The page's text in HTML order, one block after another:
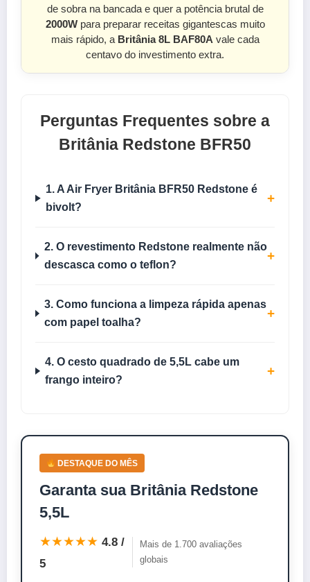
de sobra na bancada e quer a potência brutal de
2000Wpara preparar receitas gigantescas muito
mais rápido, a Britânia 8L BAF80A vale cada
centavo do investimento extra.
Perguntas Frequentes sobre a
Britânia Redstone BFR50
1. A Air Fryer Britânia BFR50 Redstone é
bivolt?
+
2. O revestimento Redstone realmente não
descasca como o teflon?
+
3. Como funciona a limpeza rápida apenas
com papel toalha?
+
4. O cesto quadrado de 5,5L cabe um
frango inteiro?
+
DESTAQUE DO MÊS
Garanta sua Britânia Redstone
5,5L
★★★★★ 4.8 /
5
Mais de 1.700 avaliações
globais